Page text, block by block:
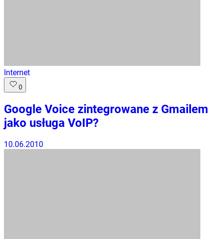
Internet
0
Google Voice zintegrowane z Gmailem
jako usługa VoIP?
10.06.2010